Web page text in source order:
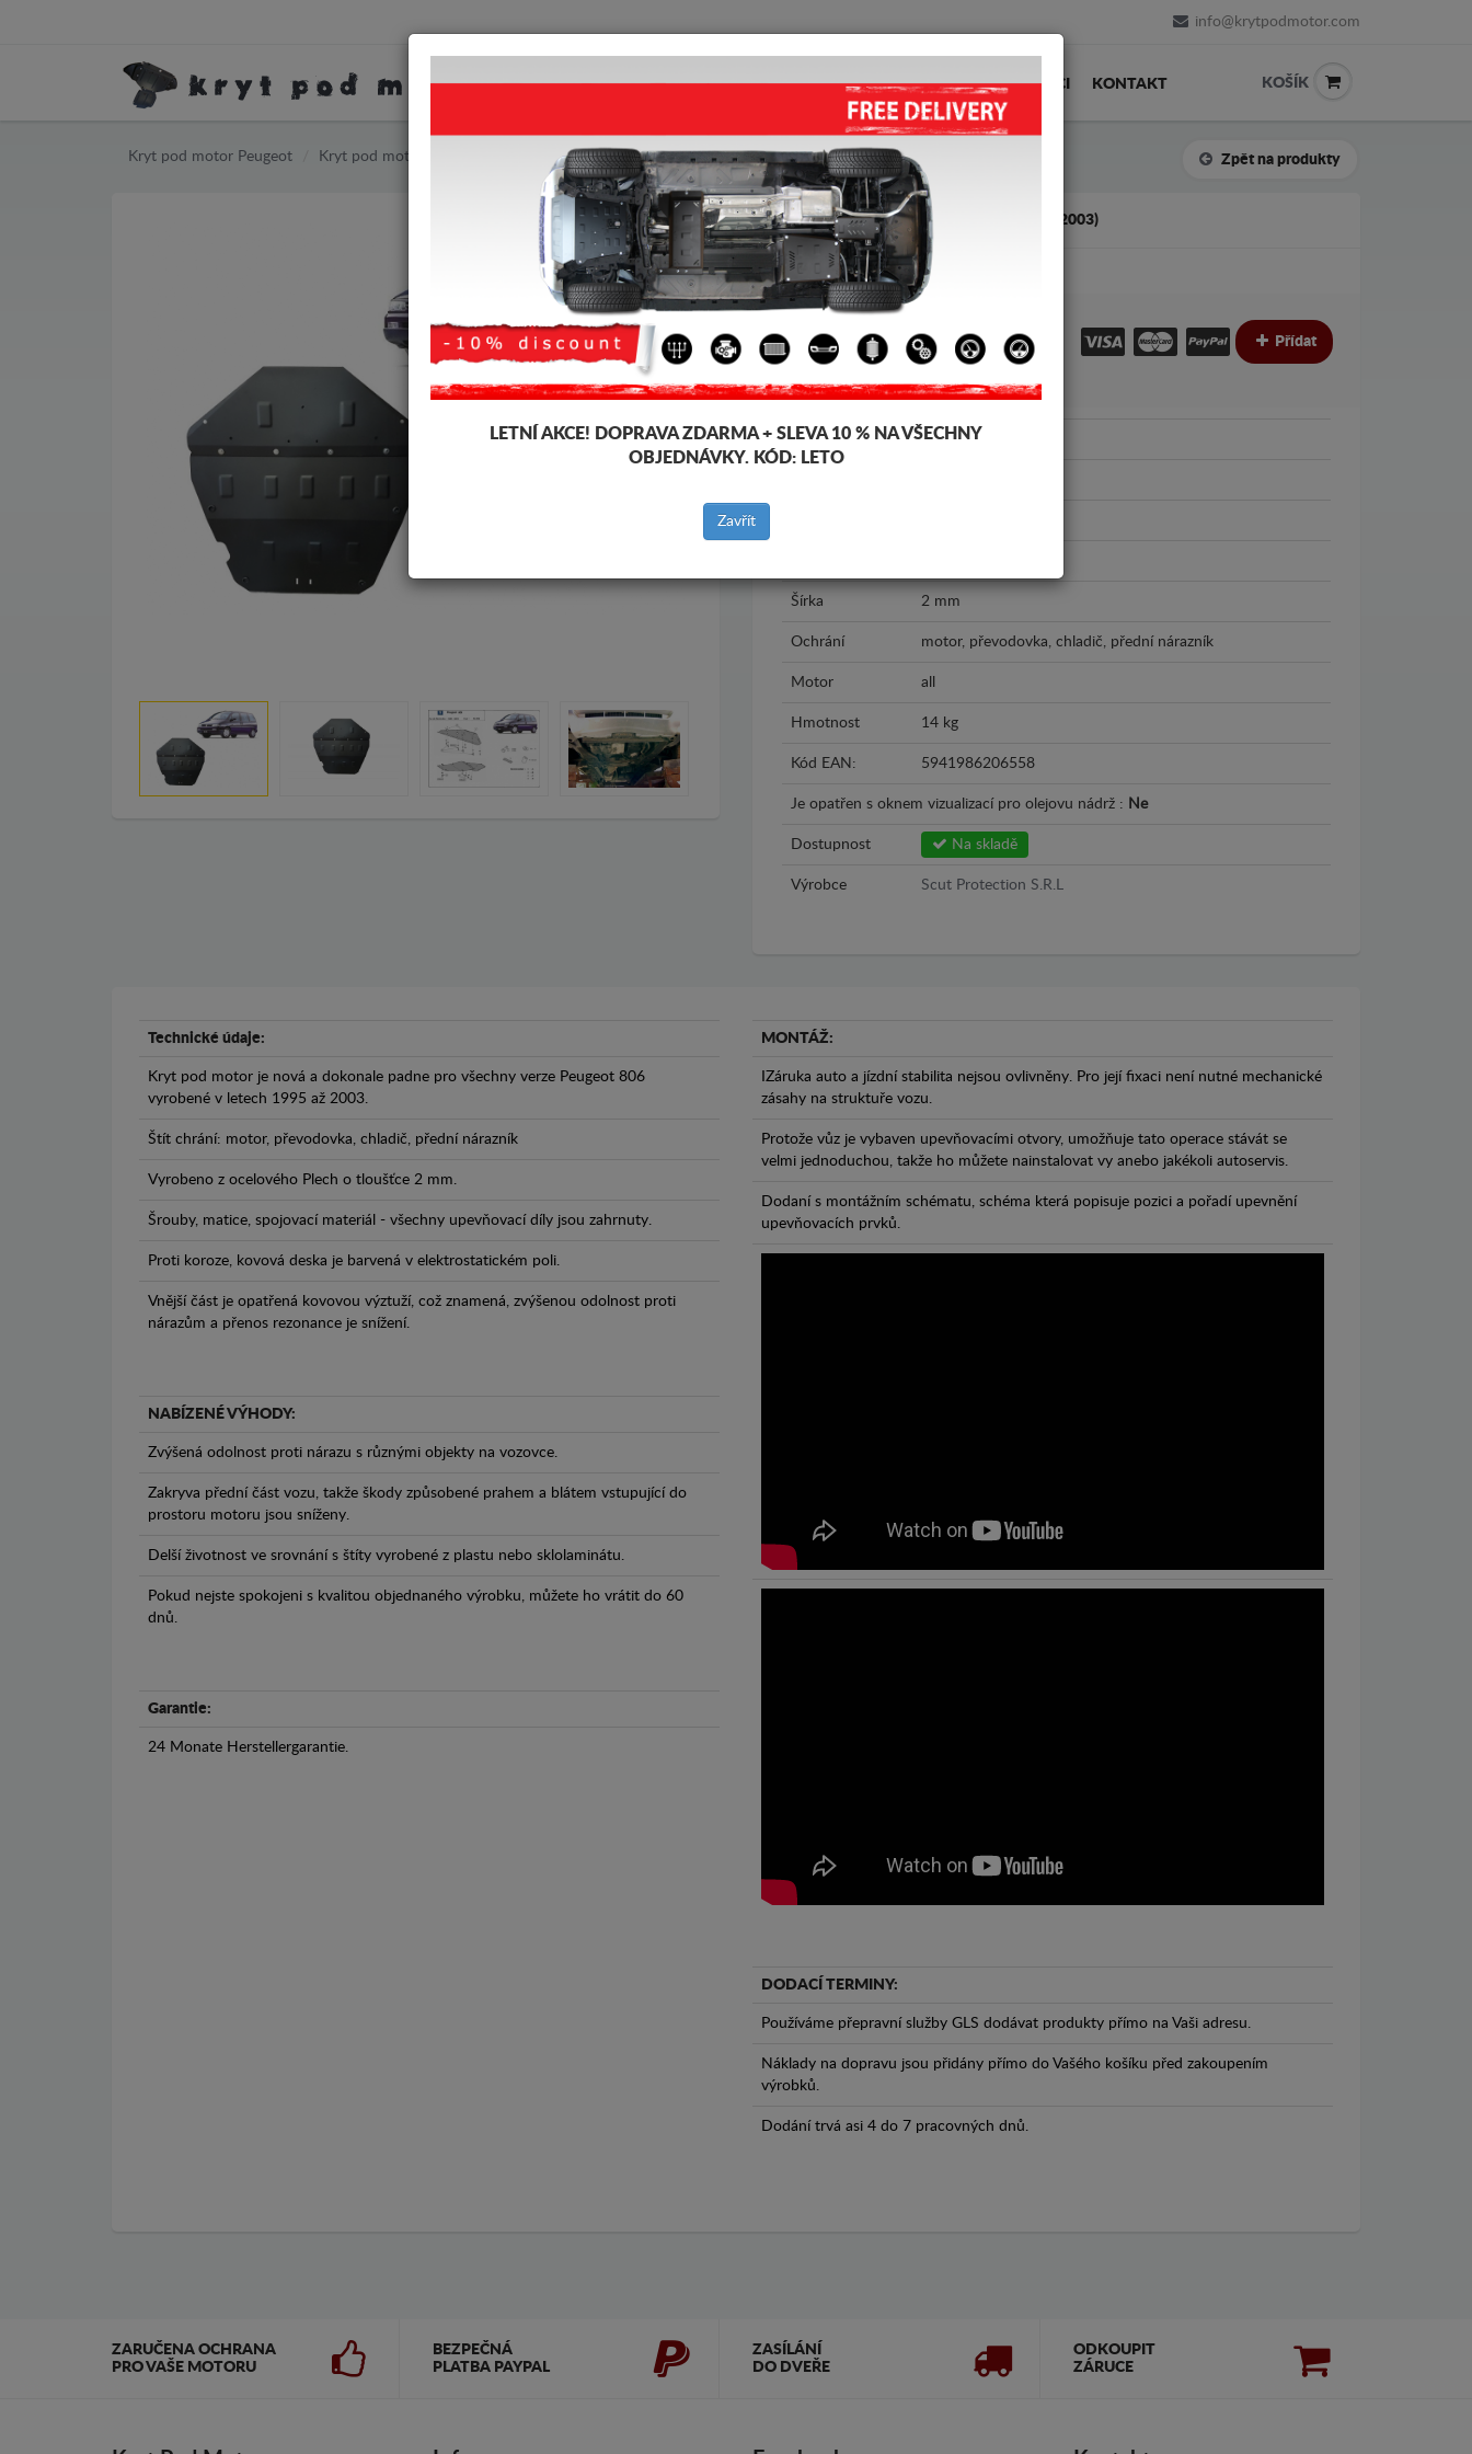
info@krytpodmotor.com
KRYT POD MOTOR HOME DOPRAVA FEEDBACK PRODEJCI KONTAKT KOŠÍK
Kryt pod motor Peugeot Kryt pod motor Peugeot 806 Zpět na produkty
KRYT POD MOTOR PEUGEOT 806 (1995-2003)
Kód výrobku: 30.029
170€ Přídat
Značka Peugeot
Šírka 2 mm
Ochrání motor, převodovka, chladič, přední nárazník
Motor all
Hmotnost 14 kg
Kód EAN: 5941986206558
Je opatřen s oknem vizualizací pro olejovu nádrž : Ne
Dostupnost Na skladě
Výrobce Scut Protection S.R.L
Technické údaje:
Kryt pod motor je nová a dokonale padne pro všechny verze Peugeot 806
vyrobené v letech 1995 až 2003.
Štít chrání: motor, převodovka, chladič, přední nárazník
Vyrobeno z ocelového Plech o tloušťce 2 mm.
Šrouby, matice, spojovací materiál - všechny upevňovací díly jsou zahrnuty.
Proti koroze, kovová deska je barvená v elektrostatickém poli.
Vnější část je opatřená kovovou výztuží, což znamená, zvýšenou odolnost proti
nárazům a přenos rezonance je snížení.
NABÍZENÉ VÝHODY:
Zvýšená odolnost proti nárazu s různými objekty na vozovce.
Zakryva přední část vozu, takže škody způsobené prahem a blátem vstupující do
prostoru motoru jsou sníženy.
Delší životnost ve srovnání s štíty vyrobené z plastu nebo sklolaminátu.
Pokud nejste spokojeni s kvalitou objednaného výrobku, můžete ho vrátit do 60
dnů.
Garantie:
24 Monate Herstellergarantie.
MONTÁŽ:
IZáruka auto a jízdní stabilita nejsou ovlivněny. Pro její fixaci není nutné mechanické
zásahy na struktuře vozu.
Protože vůz je vybaven upevňovacími otvory, umožňuje tato operace stávát se
velmi jednoduchou, takže ho můžete nainstalovat vy anebo jakékoli autoservis.
Dodaní s montážním schématu, schéma která popisuje pozici a pořadí upevnění
upevňovacích prvků.
DODACÍ TERMINY:
Používáme přepravní služby GLS dodávat produkty přímo na Vaši adresu.
Náklady na dopravu jsou přidány přímo do Vašého košíku před zakoupením
výrobků.
Dodání trvá asi 4 do 7 pracovných dnů.
ZARUČENA OCHRANA
PRO VAŠE MOTORU
BEZPEČNÁ
PLATBA PAYPAL
ZASÍLÁNÍ
DO DVEŘE
ODKOUPIT
ZÁRUCE
LETNÍ AKCE! DOPRAVA ZDARMA + SLEVA 10 % NA VŠECHNY
OBJEDNÁVKY. KÓD: LETO
Zavřít